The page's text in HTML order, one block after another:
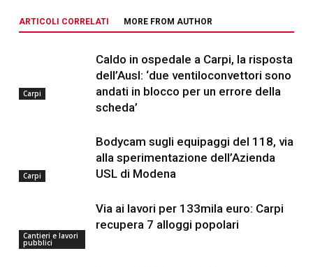
ARTICOLI CORRELATI MORE FROM AUTHOR
Carpi
Caldo in ospedale a Carpi, la risposta
dell’Ausl: ‘due ventiloconvettori sono
andati in blocco per un errore della
scheda’
Carpi
Bodycam sugli equipaggi del 118, via
alla sperimentazione dell’Azienda
USL di Modena
Cantieri e lavori
pubblici
Via ai lavori per 133mila euro: Carpi
recupera 7 alloggi popolari